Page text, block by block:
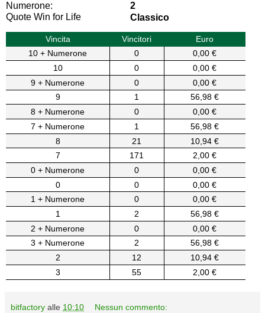
Numerone:
2
Quote Win for Life
Classico
Vincita Vincitori
Euro
10 + Numerone
0
0,00 €
10
0
0,00 €
9 + Numerone
0
0,00 €
9
1
56,98 €
8 + Numerone
0
0,00 €
7 + Numerone
1
56,98 €
8
21
10,94 €
7
171
2,00 €
0 + Numerone
0
0,00 €
0
0
0,00 €
1 + Numerone
0
0,00 €
1
2
56,98 €
2 + Numerone
0
0,00 €
3 + Numerone
2
56,98 €
2
12
10,94 €
3
55 2,00 €
bitfactory alle 10:10 Nessun commento: